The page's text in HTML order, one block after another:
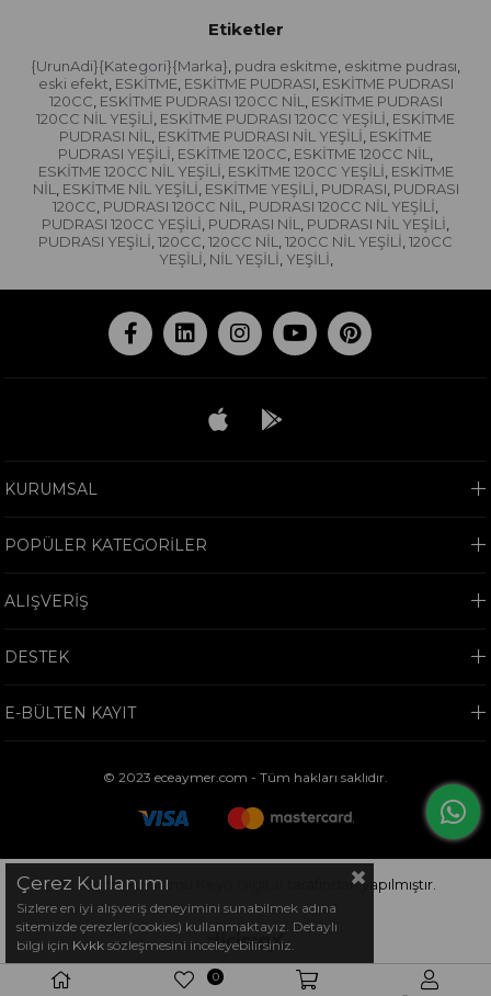
Etiketler
{UrunAdi}{Kategori}{Marka}, pudra eskitme, eskitme pudrası,
eski efekt, ESKİTME, ESKİTME PUDRASI, ESKİTME PUDRASI
120CC, ESKİTME PUDRASI 120CC NİL , ESKİTME PUDRASI
120CC NİL YEŞİLİ, ESKİTME PUDRASI 120CC YEŞİLİ, ESKİTME
PUDRASI NİL , ESKİTME PUDRASI NİL YEŞİLİ, ESKİTME
PUDRASI YEŞİLİ, ESKİTME 120CC, ESKİTME 120CC NİL ,
ESKİTME 120CC NİL YEŞİLİ, ESKİTME 120CC YEŞİLİ, ESKİTME
NİL , ESKİTME NİL YEŞİLİ, ESKİTME YEŞİLİ, PUDRASI, PUDRASI
120CC, PUDRASI 120CC NİL , PUDRASI 120CC NİL YEŞİLİ,
PUDRASI 120CC YEŞİLİ, PUDRASI NİL , PUDRASI NİL YEŞİLİ,
PUDRASI YEŞİLİ, 120CC, 120CC NİL , 120CC NİL YEŞİLİ, 120CC
YEŞİLİ, NİL YEŞİLİ, YEŞİLİ,
KURUMSAL
POPÜLER KATEGORİLER
ALIŞVERİŞ
DESTEK
E-BÜLTEN KAYIT
© 2023 eceaymer.com - Tüm hakları saklıdır.
Bu sitenin kurulumu tarafından yapılmıştır.
Çerez Kullanımı
Sizlere en iyi alışveriş deneyimini sunabilmek adına
sitemizde çerezler(cookies) kullanmaktayız. Detaylı
bilgi için Kvkk sözleşmesini inceleyebilirsiniz.
0